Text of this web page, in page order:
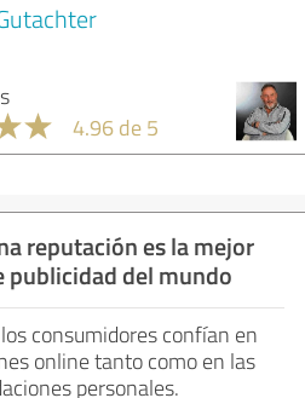
4.96 de 5
reputación es la mejor
publicidad del mundo
los consumidores confían en
online tanto como en las
personales.